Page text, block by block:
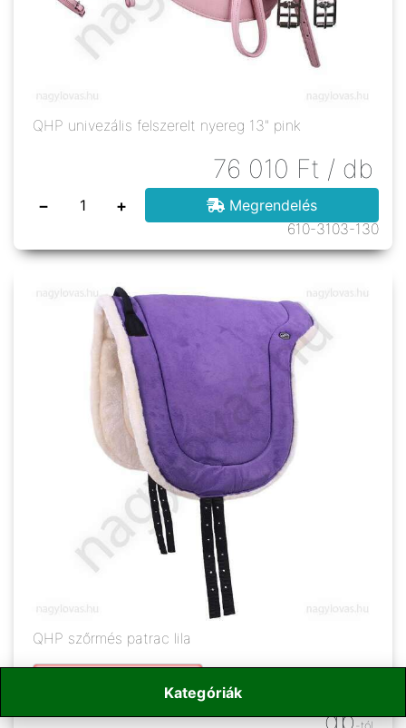
Kategóriák
QHP univezális felszerelt nyereg 13" pink
76 010 Ft / db
− +
Megrendelés
610-3103-130
QHP szőrmés patrac lila
db